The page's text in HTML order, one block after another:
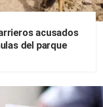
acusados
del parque